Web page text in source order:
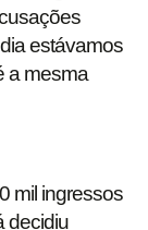
estávamos
a mesma
mil ingressos
decidiu